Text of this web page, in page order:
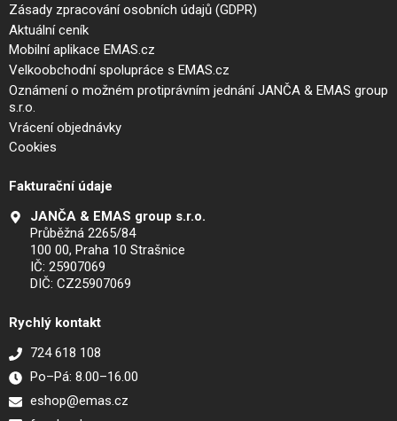
Zásady zpracování osobních údajů (GDPR)
Aktuální ceník
Mobilní aplikace EMAS.cz
Velkoobchodní spolupráce s EMAS.cz
Oznámení o možném protiprávním jednání JANČA & EMAS group
s.r.o.
Vrácení objednávky
Cookies
Fakturační údaje
JANČA & EMAS group s.r.o.
Průběžná 2265/84
100 00, Praha 10 Strašnice
IČ: 25907069
DIČ: CZ25907069
Rychlý kontakt
724 618 108
Po–Pá: 8.00–16.00
eshop@emas.cz